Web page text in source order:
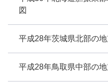
図
平成28年茨城県北部の地
平成28年鳥取県中部の地